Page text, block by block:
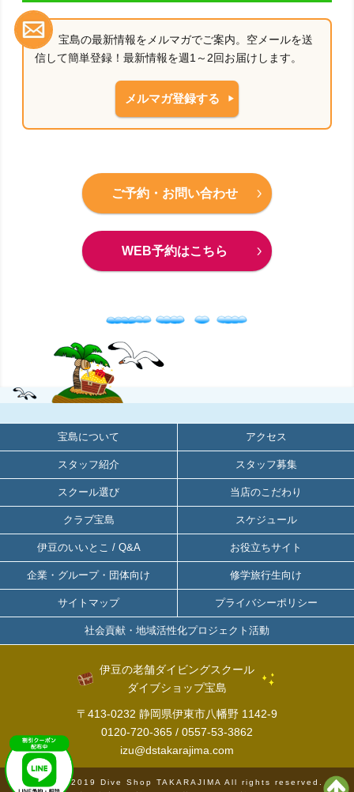
宝島の最新情報をメルマガでご案内。空メールを送
信して簡単登録！最新情報を週1～2回お届けします。
メルマガ登録する
ご予約・お問い合わせ
WEB予約はこちら
宝島について アクセス
スタッフ紹介 スタッフ募集
スクール選び 当店のこだわり
クラブ宝島 スケジュール
伊豆のいいとこ / Q&A お役立ちサイト
企業・グループ・団体向け 修学旅行生向け
サイトマップ プライバシーポリシー
社会貢献・地域活性化プロジェクト活動
伊豆の老舗ダイビングスクール
ダイブショップ宝島
〒413-0232 静岡県伊東市八幡野 1142-9
0120-720-365 / 0557-53-3862
izu@dstakarajima.com
copyright © 2019 Dive Shop TAKARAJIMA All rights reserved. サイ